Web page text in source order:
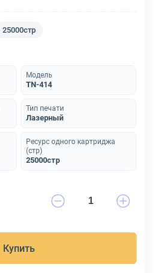
25000стр
Модель
TN-414
Тип печати
Лазерный
Ресурс одного картриджа
(стр)
25000стр
Купить